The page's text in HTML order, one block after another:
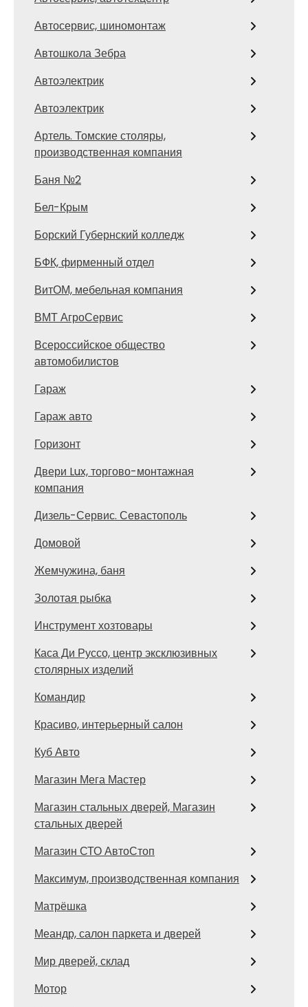
Автосервис, шиномонтаж
Автошкола Зебра
Автоэлектрик
Автоэлектрик
Артель. Томские столяры,
производственная компания
Баня №2
Бел-Крым
Борский Губернский колледж
БФК, фирменный отдел
ВитОМ, мебельная компания
ВМТ АгроСервис
Всероссийское общество
автомобилистов
Гараж
Гараж авто
Горизонт
Двери Lux, торгово-монтажная
компания
Дизель-Сервис. Севастополь
Домовой
Жемчужина, баня
Золотая рыбка
Инструмент хозтовары
Каса Ди Руссо, центр эксклюзивных
столярных изделий
Командир
Красиво, интерьерный салон
Куб Авто
Магазин Мега Мастер
Магазин стальных дверей, Магазин
стальных дверей
Магазин СТО АвтоСтоп
Максимум, производственная компания
Матрёшка
Меандр, салон паркета и дверей
Мир дверей, склад
Мотор